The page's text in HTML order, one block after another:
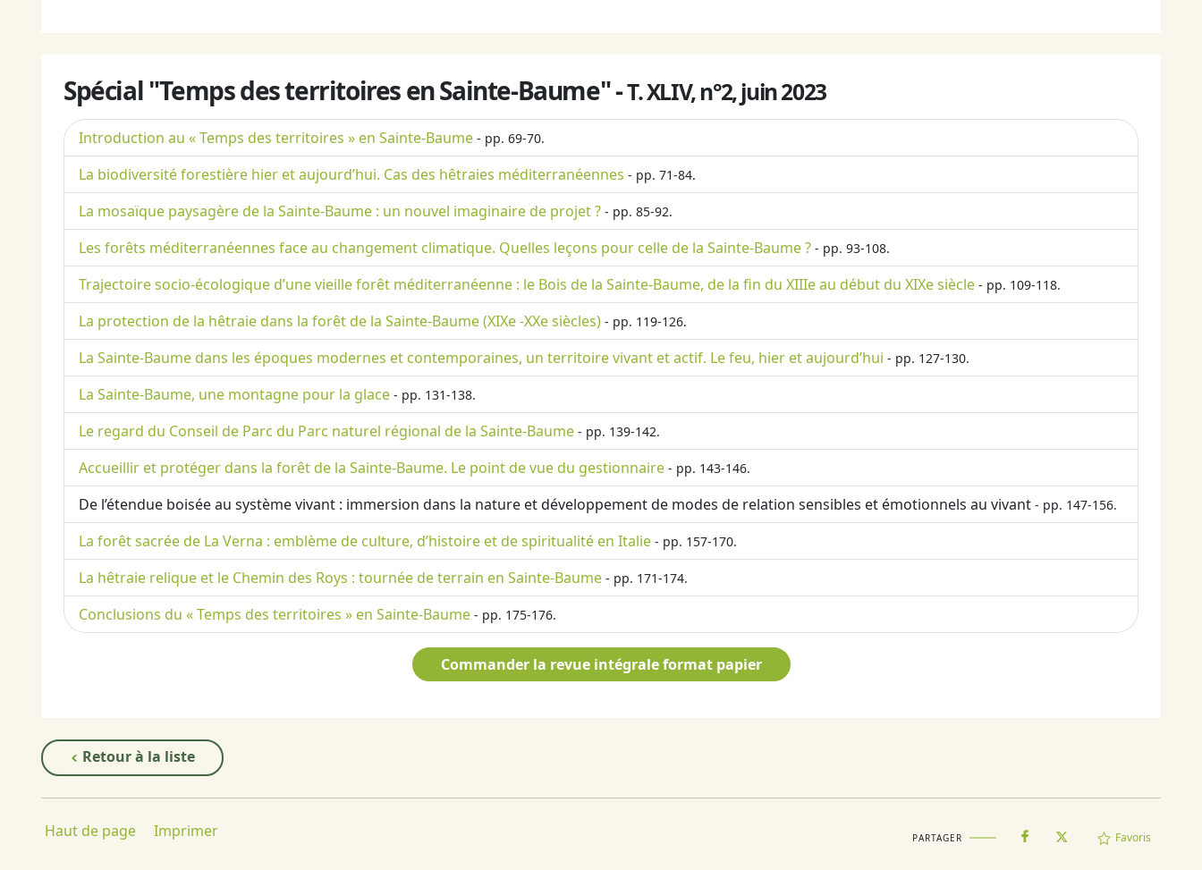
Spécial "Temps des territoires en Sainte-Baume" -T. XLIV, n°2, juin 2023
Introduction au « Temps des territoires » en Sainte-Baume - pp. 69-70.
La biodiversité forestière hier et aujourd’hui. Cas des hêtraies méditerranéennes - pp. 71-84.
La mosaïque paysagère de la Sainte-Baume : un nouvel imaginaire de projet ? - pp. 85-92.
Les forêts méditerranéennes face au changement climatique. Quelles leçons pour celle de la Sainte-Baume ? - pp. 93-108.
Trajectoire socio-écologique d’une vieille forêt méditerranéenne : le Bois de la Sainte-Baume, de la fin du XIIIe au début du XIXe siècle - pp. 109-118.
La protection de la hêtraie dans la forêt de la Sainte-Baume (XIXe -XXe siècles) - pp. 119-126.
La Sainte-Baume dans les époques modernes et contemporaines, un territoire vivant et actif. Le feu, hier et aujourd’hui - pp. 127-130.
La Sainte-Baume, une montagne pour la glace - pp. 131-138.
Le regard du Conseil de Parc du Parc naturel régional de la Sainte-Baume - pp. 139-142.
Accueillir et protéger dans la forêt de la Sainte-Baume. Le point de vue du gestionnaire - pp. 143-146.
De l’étendue boisée au système vivant : immersion dans la nature et développement de modes de relation sensibles et émotionnels au vivant - pp. 147-156.
La forêt sacrée de La Verna : emblème de culture, d’histoire et de spiritualité en Italie - pp. 157-170.
La hêtraie relique et le Chemin des Roys : tournée de terrain en Sainte-Baume - pp. 171-174.
Conclusions du « Temps des territoires » en Sainte-Baume - pp. 175-176.
Commander la revue intégrale format papier
Retour à la liste
Haut de page Imprimer PARTAGER Favoris